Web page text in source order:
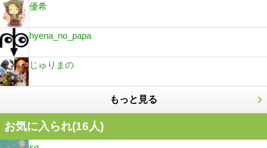
優希
hyena_no_papa
じゅりまの
もっと見る
お気に入られ(16人)